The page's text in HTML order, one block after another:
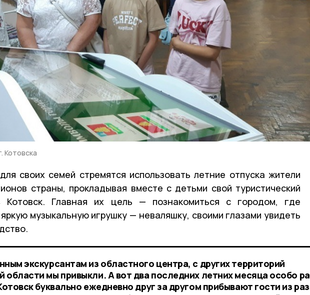
Котовска
своих семей стремятся использовать летние отпуска жители
страны, прокладывая вместе с детьми свой туристический
Котовск. Главная их цель — познакомиться с городом, где
музыкальную игрушку — неваляшку, своими глазами увидеть
экскурсантам из областного центра, с других территорий
области мы привыкли. А вот два последних летних месяца особо
буквально ежедневно друг за другом прибывают гости из